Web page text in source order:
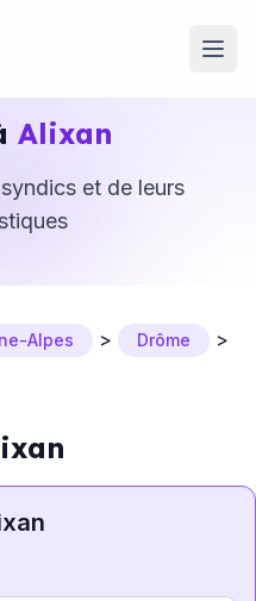
Alixan
et de leurs
Alpes > Drôme >